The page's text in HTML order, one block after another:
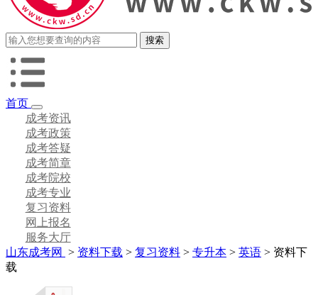
首页
成考资讯
成考政策
成考答疑
成考简章
成考院校
成考专业
复习资料
网上报名
服务大厅
山东成考网
> 资料下载 > 复习资料 > 专升本 > 英语 > 资料下
载